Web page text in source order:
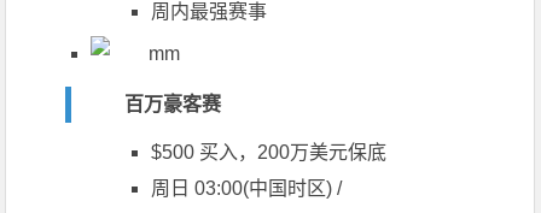
周内最强赛事
百万豪客赛
$500 买入，200万美元保底
周日 03:00(中国时区) /